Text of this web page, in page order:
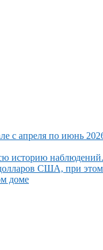
с апреля по июнь
историю наблюдений.
США, при
доме